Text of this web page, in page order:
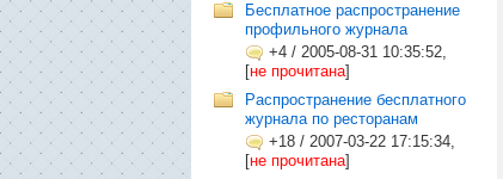
Бесплатное распространение
профильного журнала
+4 / 2005-08-31 10:35:52,
[не прочитана]
Распространение бесплатного
журнала по ресторанам
+18 / 2007-03-22 17:15:34,
[не прочитана]